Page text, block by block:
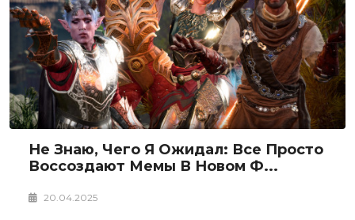
Не Знаю, Чего Я Ожидал: Все Просто
Воссоздают Мемы В Новом Ф...
20.04.2025